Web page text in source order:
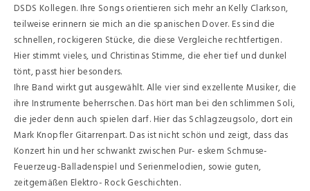
DSDS Kollegen. Ihre Songs orientieren sich mehr an Kelly Clarkson,
teilweise erinnern sie mich an die spanischen Dover. Es sind die
schnellen, rockigeren Stücke, die diese Vergleiche rechtfertigen.
Hier stimmt vieles, und Christinas Stimme, die eher tief und dunkel
tönt, passt hier besonders.
Ihre Band wirkt gut ausgewählt. Alle vier sind exzellente Musiker, die
ihre Instrumente beherrschen. Das hört man bei den schlimmen Soli,
die jeder denn auch spielen darf. Hier das Schlagzeugsolo, dort ein
Mark Knopfler Gitarrenpart. Das ist nicht schön und zeigt, dass das
Konzert hin und her schwankt zwischen Pur- eskem Schmuse-
Feuerzeug-Balladenspiel und Serienmelodien, sowie guten,
zeitgemäßen Elektro- Rock Geschichten.